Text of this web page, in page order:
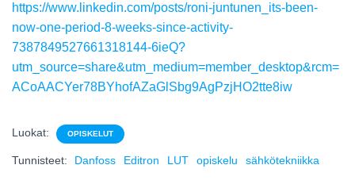
https://www.linkedin.com/posts/roni-juntunen_its-been-
now-one-period-8-weeks-since-activity-
7387849527661318144-6ieQ?
utm_source=share&utm_medium=member_desktop&rcm=
ACoAACYer78BYhofAZaGlSbg9AgPzjHO2tte8iw
Luokat: OPISKELUT
Tunnisteet: Danfoss Editron LUT opiskelu sähkötekniikka